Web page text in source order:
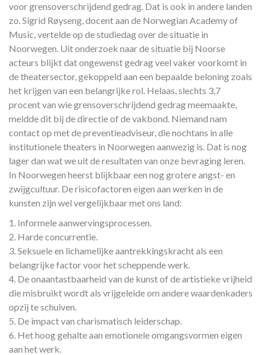
voor grensoverschrijdend gedrag. Dat is ook in andere landen
zo. Sigrid Røyseng, docent aan de Norwegian Academy of
Music, vertelde op de studiedag over de situatie in
Noorwegen. Uit onderzoek naar de situatie bij Noorse
acteurs blijkt dat ongewenst gedrag veel vaker voorkomt in
de theatersector, gekoppeld aan een bepaalde beloning zoals
het krijgen van een belangrijke rol. Helaas, slechts 3,7
procent van wie grensoverschrijdend gedrag meemaakte,
meldde dit bij de directie of de vakbond. Niemand nam
contact op met de preventieadviseur, die nochtans in alle
institutionele theaters in Noorwegen aanwezig is. Dat is nog
lager dan wat we uit de resultaten van onze bevraging leren.
In Noorwegen heerst blijkbaar een nog grotere angst- en
zwijgcultuur. De risicofactoren eigen aan werken in de
kunsten zijn wel vergelijkbaar met ons land:
1. Informele aanwervingsprocessen.
2. Harde concurrentie.
3. Seksuele en lichamelijke aantrekkingskracht als een
belangrijke factor voor het scheppende werk.
4. De onaantastbaarheid van de kunst of de artistieke vrijheid
die misbruikt wordt als vrijgeleide om andere waardenkaders
opzij te schuiven.
5. De impact van charismatisch leiderschap.
6. Het hoog gehalte aan emotionele omgangsvormen eigen
aan het werk.